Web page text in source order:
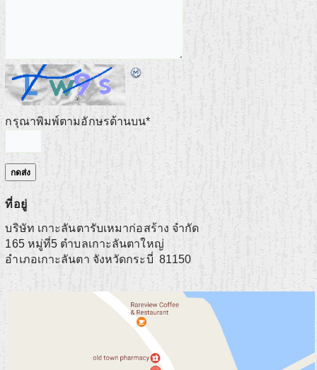
กรุณาพิมพ์ตามอักษรด้านบน*
ที่อยู่
บริษัท เกาะลันตารับเหมาก่อสร้าง จำกัด
165 หมู่ที่5 ตำบลเกาะลันตาใหญ่
อำเภอเกาะลันตา จังหวัดกระบี่ 81150